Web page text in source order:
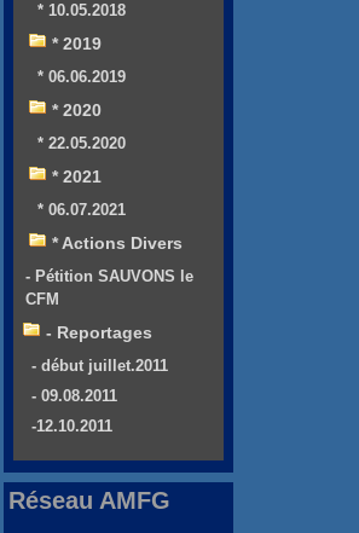
* 10.05.2018
* 2019
* 06.06.2019
* 2020
* 22.05.2020
* 2021
* 06.07.2021
* Actions Divers
- Pétition SAUVONS le
CFM
- Reportages
- début juillet.2011
- 09.08.2011
-12.10.2011
Réseau AMFG